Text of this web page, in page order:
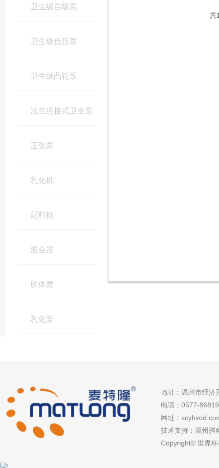
户-世界杯(中国)
卫生级自吸泵
卫生级负压泵
卫生级凸轮泵
法兰连接式卫生泵
正弦泵
乳化机
配料机
混合器
胶体磨
乳化泵
共
地址：温州市经济
电话：0577-
网址：
技术支持：温州腾
Copyright© 世界